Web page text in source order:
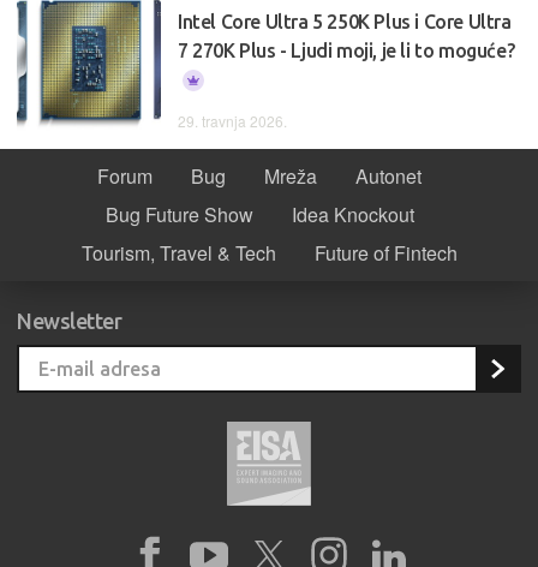
Intel Core Ultra 5 250K Plus i Core Ultra
7 270K Plus - Ljudi moji, je li to moguće?
29. travnja 2026.
Forum Bug Mreža
Autonet
Bug Future Show
Idea Knockout
Tourism, Travel & Tech
Future of Fintech
Newsletter